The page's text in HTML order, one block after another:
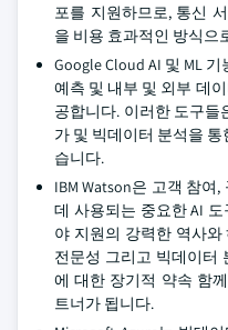
포를 지원하므로, 통신
을 비용 효과적인 방식으
Google Cloud AI 및 ML
예측 및 내부 및 외부 데
공합니다. 이러한 도구들
가 및 빅데이터 분석을
습니다.
IBM Watson은 고객 참여
데 사용되는 중요한 AI
야 지원의 강력한 역사와
전문성 그리고 빅데이터
에 대한 장기적 약속 함
트너가 됩니다.